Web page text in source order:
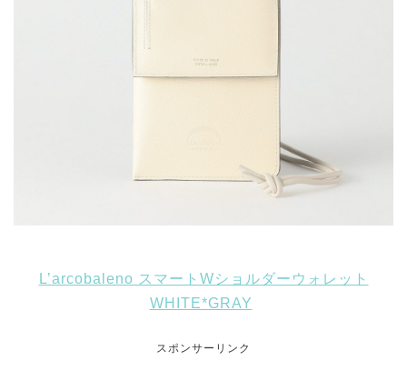
L’arcobaleno スマートWショルダーウォレット
WHITE*GRAY
スポンサーリンク